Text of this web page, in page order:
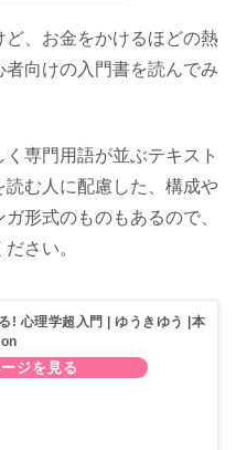
ど、お金をかけるほどの熱
向けの入門書を読んでみ
専門用語が並ぶテキスト
む人に配慮した、構成や
形式のものもあるので、
さい。
! 心理学超入門 | ゆうきゆう |本